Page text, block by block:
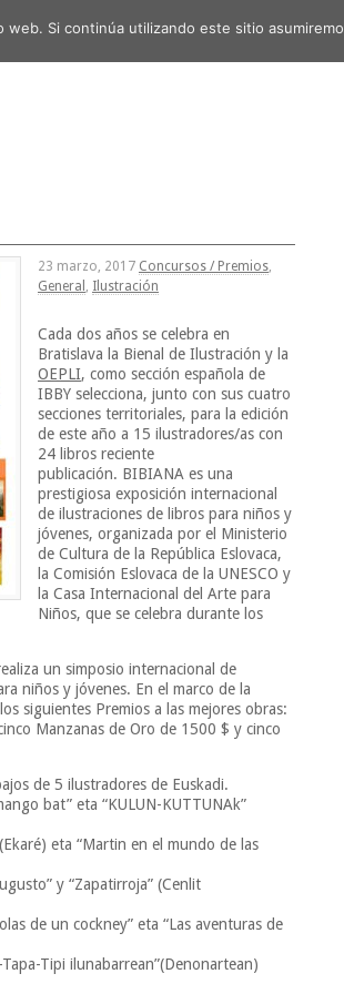
23 marzo, 2017 Concursos / Premios,
General , Ilustración
Cada dos años se celebra en
Bratislava la Bienal de Ilustración y la
OEPLI, como sección española de
IBBY selecciona, junto con sus cuatro
secciones territoriales, para la edición
de este año a 15 ilustradores/as con
24 libros reciente
publicación. BIBIANA es una
prestigiosa exposición internacional
de ilustraciones de libros para niños y
jóvenes, organizada por el Ministerio
de Cultura de la República Eslovaca,
la Comisión Eslovaca de la UNESCO y
la Casa Internacional del Arte para
Niños, que se celebra durante los
un simposio internacional de
niños y jóvenes. En el marco de la
siguientes Premios a las mejores obras:
Manzanas de Oro de 1500 $ y cinco
de 5 ilustradores de Euskadi.
bat” eta “KULUN-KUTTUNAk”
eta “Martin en el mundo de las
y “Zapatirroja” (Cenlit
de un cockney” eta “Las aventuras de
Tipi ilunabarrean”(Denonartean)
Si continúa utilizando este sitio